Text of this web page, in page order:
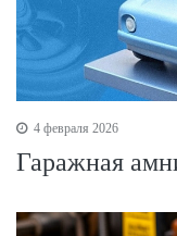
4 февраля 2026
Гаражная